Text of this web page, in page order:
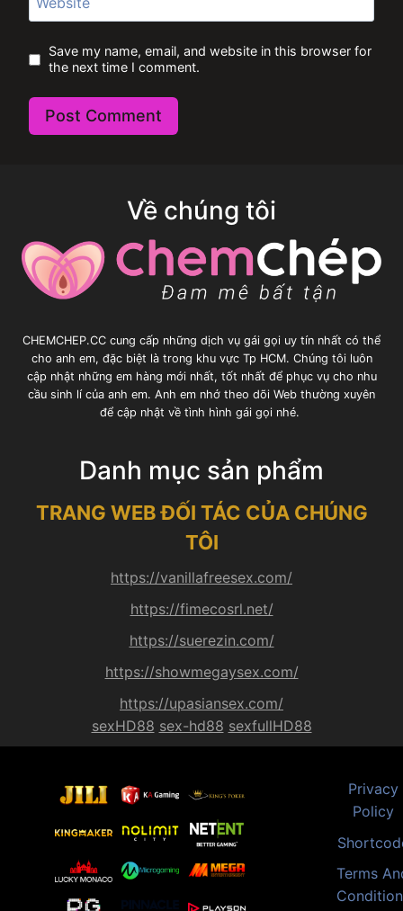
Save my name, email, and website in this browser for
the next time I comment.
Về chúng tôi
CHEMCHEP.CC cung cấp những dịch vụ gái gọi uy tín nhất có thể
cho anh em, đặc biệt là trong khu vực Tp HCM. Chúng tôi luôn
cập nhật những em hàng mới nhất, tốt nhất để phục vụ cho nhu
cầu sinh lí của anh em. Anh em nhớ theo dõi Web thường xuyên
để cập nhật về tình hình gái gọi nhé.
Danh mục sản phẩm
TRANG WEB ĐỐI TÁC CỦA CHÚNG
TÔI
https://vanillafreesex.com/
https://fimecosrl.net/
https://suerezin.com/
https://showmegaysex.com/
https://upasiansex.com/
sexHD88 sex-hd88 sexfullHD88
Privacy
Policy
Terms